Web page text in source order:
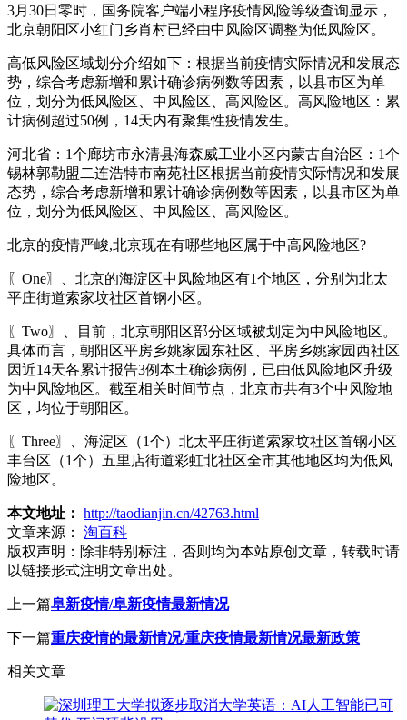
3月30日零时，国务院客户端小程序疫情风险等级查询显示，
北京朝阳区小红门乡肖村已经由中风险区调整为低风险区。
高低风险区域划分介绍如下：根据当前疫情实际情况和发展态
势，综合考虑新增和累计确诊病例数等因素，以县市区为单
位，划分为低风险区、中风险区、高风险区。高风险地区：累
计病例超过50例，14天内有聚集性疫情发生。
河北省：1个廊坊市永清县海森威工业小区内蒙古自治区：1个
锡林郭勒盟二连浩特市南苑社区根据当前疫情实际情况和发展
态势，综合考虑新增和累计确诊病例数等因素，以县市区为单
位，划分为低风险区、中风险区、高风险区。
北京的疫情严峻,北京现在有哪些地区属于中高风险地区?
〖One〗、北京的海淀区中风险地区有1个地区，分别为北太
平庄街道索家坟社区首钢小区。
〖Two〗、目前，北京朝阳区部分区域被划定为中风险地区。
具体而言，朝阳区平房乡姚家园东社区、平房乡姚家园西社区
因近14天各累计报告3例本土确诊病例，已由低风险地区升级
为中风险地区。截至相关时间节点，北京市共有3个中风险地
区，均位于朝阳区。
〖Three〗、海淀区（1个）北太平庄街道索家坟社区首钢小区
丰台区（1个）五里店街道彩虹北社区全市其他地区均为低风
险地区。
本文地址： http://taodianjin.cn/42763.html
文章来源：
淘百科
版权声明： 除非特别标注，否则均为本站原创文章，转载时请
以链接形式注明文章出处。
上一篇阜新疫情/阜新疫情最新情况
下一篇重庆疫情的最新情况/重庆疫情最新情况最新政策
相关文章